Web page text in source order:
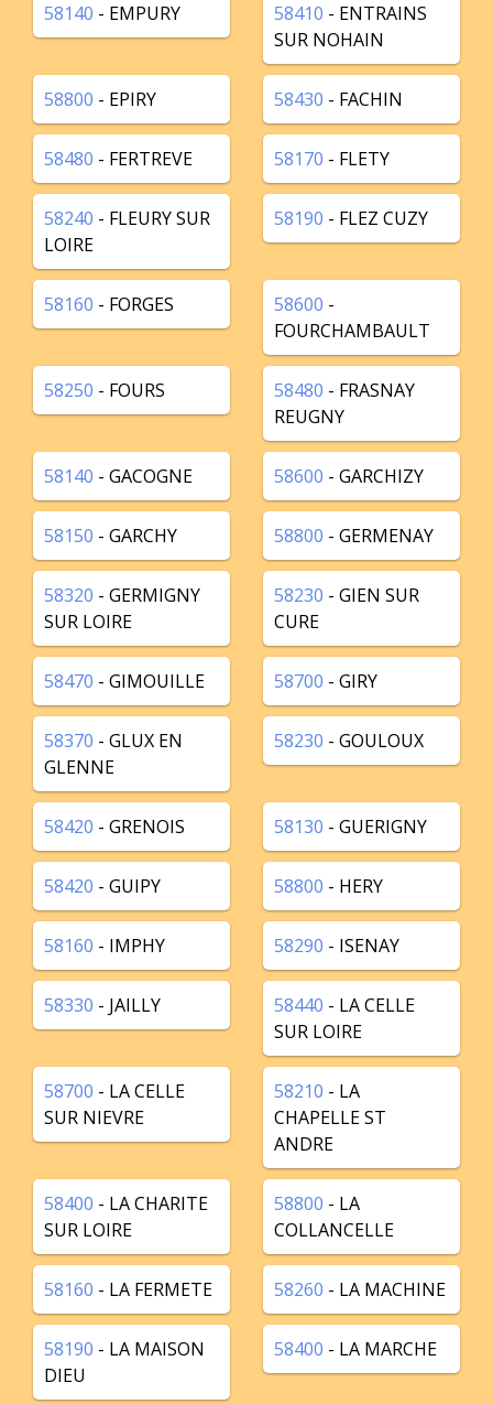
58140 - EMPURY 58410 - ENTRAINS
SUR NOHAIN
58800 - EPIRY 58430 - FACHIN
58480 - FERTREVE 58170 - FLETY
58240 - FLEURY SUR
LOIRE
58190 - FLEZ CUZY
58160 - FORGES 58600 -
FOURCHAMBAULT
58250 - FOURS 58480 - FRASNAY
REUGNY
58140 - GACOGNE 58600 - GARCHIZY
58150 - GARCHY 58800 - GERMENAY
58320 - GERMIGNY
SUR LOIRE
58230 - GIEN SUR
CURE
58470 - GIMOUILLE 58700 - GIRY
58370 - GLUX EN
GLENNE
58230 - GOULOUX
58420 - GRENOIS 58130 - GUERIGNY
58420 - GUIPY 58800 - HERY
58160 - IMPHY 58290 - ISENAY
58330 - JAILLY 58440 - LA CELLE
SUR LOIRE
58700 - LA CELLE
SUR NIEVRE
58210 - LA
CHAPELLE ST
ANDRE
58400 - LA CHARITE
SUR LOIRE
58800 - LA
COLLANCELLE
58160 - LA FERMETE 58260 - LA MACHINE
58190 - LA MAISON
DIEU
58400 - LA MARCHE